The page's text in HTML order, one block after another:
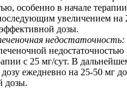
особенно в начале
увеличением на
дозы.
недостаточность:
недостаточностью
с 25 мг/сут. В
дозу ежедневно на 25-50 мг
дозы.